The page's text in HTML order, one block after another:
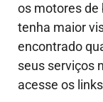
os motores de
tenha maior
encontrado
seus serviços
acesse os